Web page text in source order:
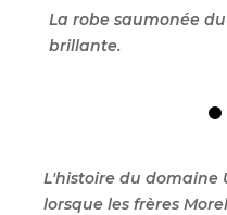
La robe saumonée
brillante.
L'histoire du domaine
lorsque les frères